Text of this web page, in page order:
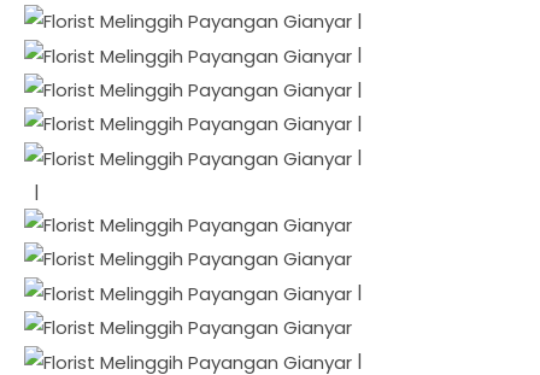
|
|
|
|
|
|
|
|